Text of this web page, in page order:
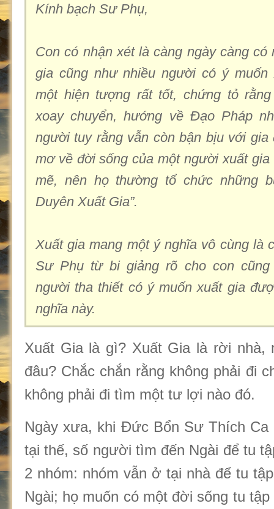
Kính bạch Sư Phụ,
Con có nhận xét là càng ngày càng có
gia cũng như nhiều người có ý
một hiện tượng rất tốt, chứng tỏ
xoay chuyển, hướng về Đạo Pháp
người tuy rằng vẫn còn bận bịu với
mơ về đời sống của một người xuất gia
mẽ, nên họ thường tổ chức những
Duyên Xuất Gia”.
Xuất gia mang một ý nghĩa vô cùng là
Sư Phụ từ bi giảng rõ cho con
người tha thiết có ý muốn xuất gia
nghĩa này.
Xuất Gia là gì? Xuất Gia là rời nhà,
đâu? Chắc chắn rằng không phải đi
không phải đi tìm một tư lợi nào đó.
Ngày xưa, khi Đức Bổn Sư Thích Ca
tại thế, số người tìm đến Ngài để tu
2 nhóm: nhóm vẫn ở tại nhà để tu
Ngài; họ muốn có một đời sống tu